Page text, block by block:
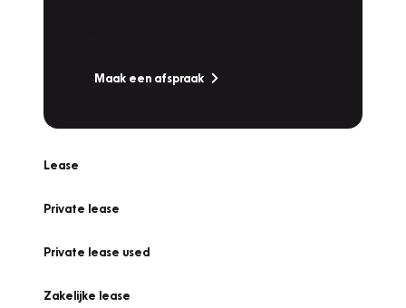
Maak een afspraak
Lease
Private lease
Private lease used
Zakelijke lease